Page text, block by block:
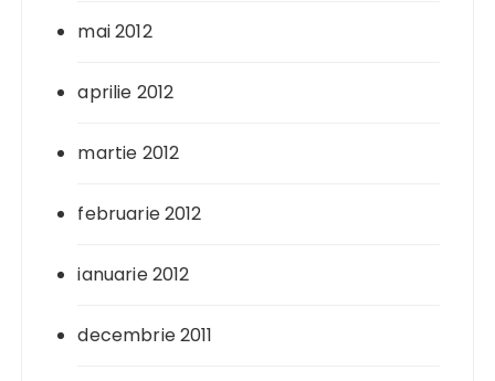
mai 2012
aprilie 2012
martie 2012
februarie 2012
ianuarie 2012
decembrie 2011